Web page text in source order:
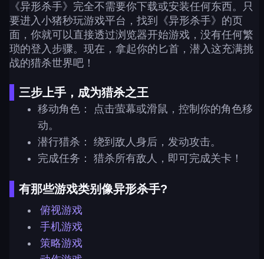
《异形杀手》完全不需要你下载或安装任何东西。只
要进入小猪秒玩游戏平台，找到《异形杀手》的页
面，你就可以直接透过浏览器开始游戏，没有任何繁
琐的登入步骤。现在，拿起你的匕首，潜入这充满挑
战的猎杀世界吧！
三步上手，成为猎杀之王
移动角色： 点击萤幕或滑鼠，控制你的角色移
动。
潜行猎杀： 绕到敌人身后，发动攻击。
完成任务： 猎杀所有敌人，即可完成关卡！
有那些游戏类别像异形杀手?
俯视游戏
手机游戏
策略游戏